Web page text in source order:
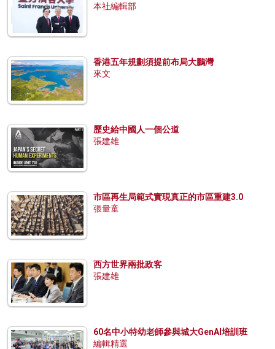
本社編輯部
香港五年規劃須提前布局大鵬灣
來文
歷史給中國人一個公道
張建雄
市區再生局範式實現真正的市區重建3.0
張量童
西方世界兩批政客
張建雄
60名中小特幼老師參與城大GenAI培訓班
編輯精選